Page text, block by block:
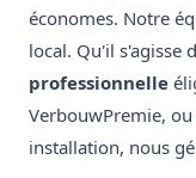
économes. Notre
local. Qu'il s'agisse
professionnelle
VerbouwPremie,
installation, nous